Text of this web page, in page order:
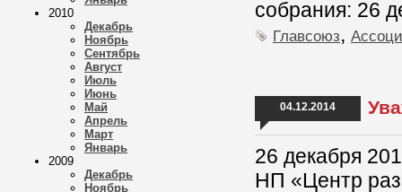
2010
Декабрь
Ноябрь
Сентябрь
Август
Июль
Июнь
Май
Апрель
Март
Январь
2009
Декабрь
Ноябрь
собрания: 26
Главсоюз,
04.12.2014
26 декабря
НП «Центр